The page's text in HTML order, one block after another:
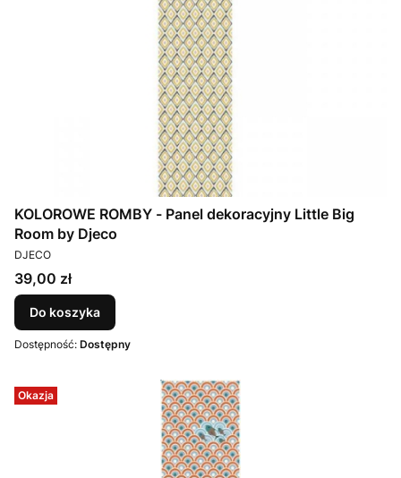
KOLOROWE ROMBY - Panel dekoracyjny Little Big
Room by Djeco
PRODUCENT
DJECO
Cena
39,00 zł
Do koszyka
Dostępność: Dostępny
Okazja